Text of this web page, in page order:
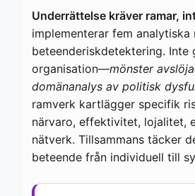
Underrättelse kräver ramar,
implementerar fem
beteenderiskdetektering. Inte
organisation—mönster
domänanalys av politisk
ramverk kartlägger specifik
närvaro, effektivitet, lojalitet,
nätverk. Tillsammans täcker
beteende från individuell till